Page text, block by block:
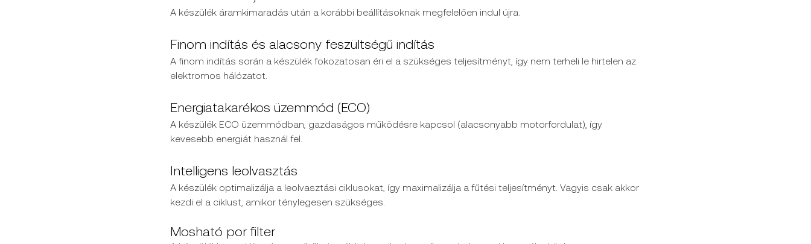
A készülék áramkimaradás után a korábbi beállításoknak megfelelően indul újra.
Finom indítás és alacsony feszültségű indítás
A finom indítás során a készülék fokozatosan éri el a szükséges teljesítményt, így nem terheli le hirtelen az
elektromos hálózatot.
Energiatakarékos üzemmód (ECO)
A készülék ECO üzemmódban, gazdaságos működésre kapcsol (alacsonyabb motorfordulat), így
kevesebb energiát használ fel.
Intelligens leolvasztás
A készülék optimalizálja a leolvasztási ciklusokat, így maximalizálja a fűtési teljesítményt. Vagyis csak akkor
kezdi el a ciklust, amikor ténylegesen szükséges.
Mosható por filter​